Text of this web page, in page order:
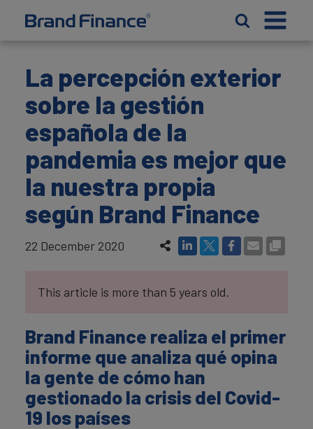
La percepción exterior
sobre la gestión
española de la
pandemia es mejor que
la nuestra propia
según Brand Finance
22 December 2020
This article is more than 5 years old.
Brand Finance realiza el primer
informe que analiza qué opina
la gente de cómo han
gestionado la crisis del Covid-
19 los países